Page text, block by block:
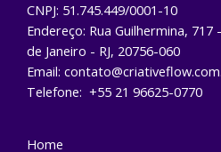
CNPJ: 51.745.449/0001-10
Endereço: Rua Guilhermina, 717
de Janeiro - RJ, 20756-060
Email:
Telefone: +55 21 96625-0770
Home